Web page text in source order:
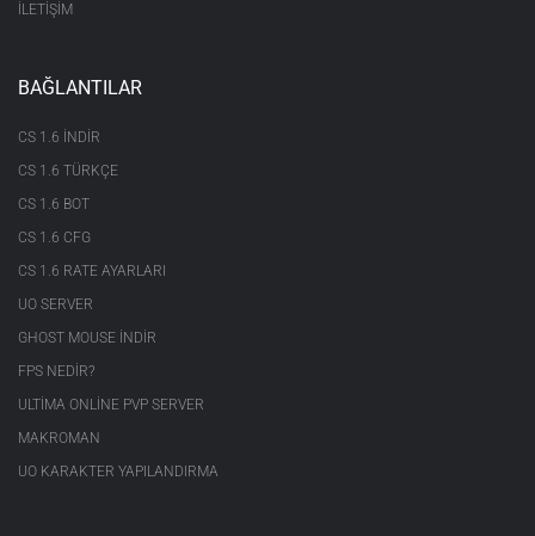
İLETİŞİM
BAĞLANTILAR
CS 1.6 INDIR
CS 1.6 TÜRKÇE
CS 1.6 BOT
CS 1.6 CFG
CS 1.6 RATE AYARLARI
UO SERVER
GHOST MOUSE INDIR
FPS NEDIR?
ULTIMA ONLINE PVP SERVER
MAKROMAN
UO KARAKTER YAPILANDIRMA